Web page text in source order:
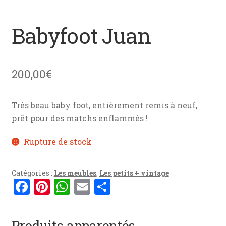
Mon devis
Babyfoot Juan
200,00€
Très beau baby foot, entièrement remis à neuf,
prêt pour des matchs enflammés !
Rupture de stock
Catégories : Les meubles, Les petits + vintage
F
ce
Pi
er
W
at
E
ai
P
ta